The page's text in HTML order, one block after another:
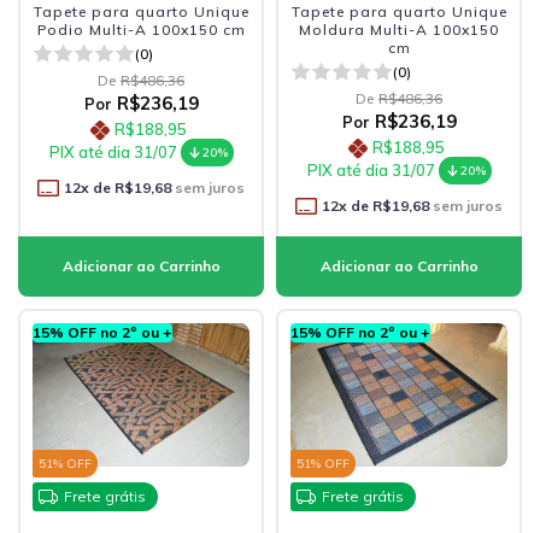
Tapete para quarto Unique
Podio Multi-A 100x150 cm
(0)
De R$486,36
Por R$236,19
R$188,95
PIX até dia 31/07
20%
12x de R$19,68sem juros
Tapete para quarto Unique
Moldura Multi-A 100x150
cm
(0)
De R$486,36
Por R$236,19
R$188,95
PIX até dia 31/07
20%
12x de R$19,68sem juros
15% OFF no 2º ou +
51% OFF
Frete grátis
15% OFF no 2º ou +
51% OFF
Frete grátis